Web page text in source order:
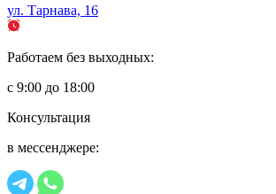
ул. Тарнава, 16
Работаем без выходных:
с 9:00 до 18:00
Консультация
в мессенджере: